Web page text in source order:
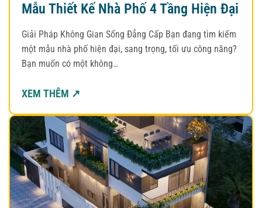
Mẫu Thiết Kế Nhà Phố 4 Tầng Hiện Đại
Giải Pháp Không Gian Sống Đẳng Cấp Bạn đang tìm kiếm
một mẫu nhà phố hiện đại, sang trọng, tối ưu công năng?
Bạn muốn có một không…
XEM THÊM ↗